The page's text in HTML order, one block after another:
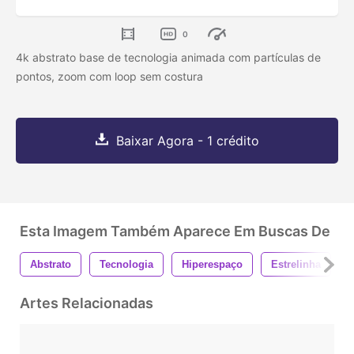
0
4k abstrato base de tecnologia animada com partículas de
pontos, zoom com loop sem costura
Baixar Agora - 1 crédito
Esta Imagem Também Aparece Em Buscas De
Abstrato Tecnologia Hiperespaço Estrelinha
Artes Relacionadas